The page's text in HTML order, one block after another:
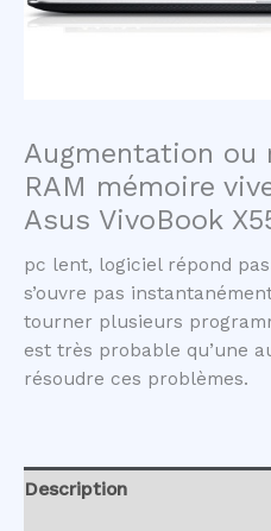
Augmentation ou
RAM mémoire
Asus VivoBook
pc lent, logiciel répond
s’ouvre pas
tourner plusieurs
est très probable qu’une
résoudre ces problèmes.
Description